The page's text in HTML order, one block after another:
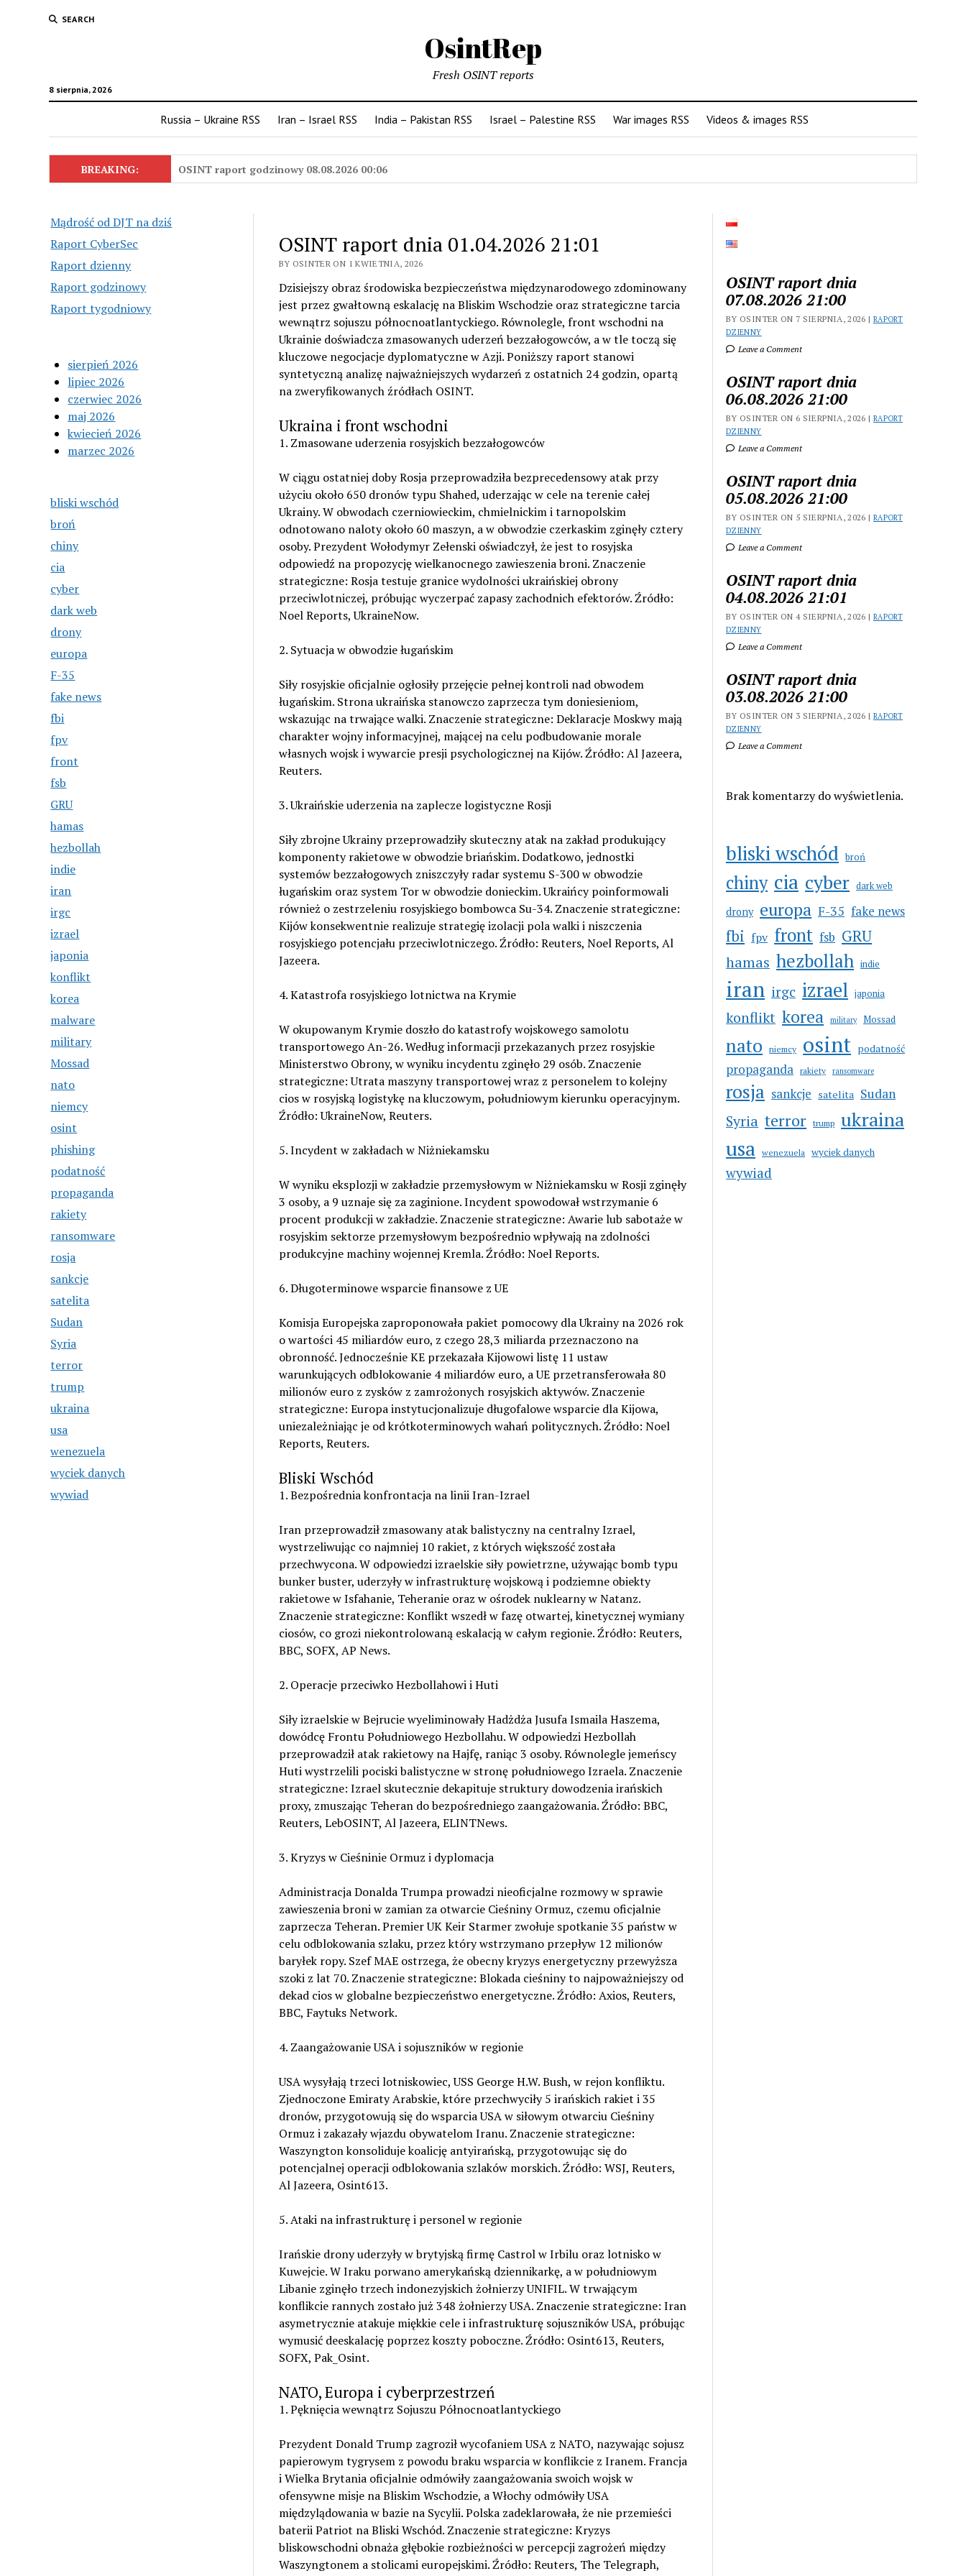
SEARCH
OsintRep
8 sierpnia, 2026
Fresh OSINT reports
Russia – Ukraine RSS Iran – Israel RSS India – Pakistan RSS Israel – Palestine RSS War images RSS Videos & images RSS
BREAKING: OSINT raport godzinowy 08.08.2026 00:06
Mądrość od DJT na dziś
Raport CyberSec
Raport dzienny
Raport godzinowy
Raport tygodniowy
sierpień 2026
lipiec 2026
czerwiec 2026
maj 2026
kwiecień 2026
marzec 2026
bliski wschód
broń
chiny
cia
cyber
dark web
drony
europa
F-35
fake news
fbi
fpv
front
fsb
GRU
hamas
hezbollah
indie
iran
irgc
izrael
japonia
konflikt
korea
malware
military
Mossad
nato
niemcy
osint
phishing
podatność
propaganda
rakiety
ransomware
rosja
sankcje
satelita
Sudan
Syria
terror
trump
ukraina
usa
wenezuela
wyciek danych
wywiad
OSINT raport dnia 01.04.2026 21:01
BY OSINTER ON 1 KWIETNIA, 2026
Dzisiejszy obraz środowiska bezpieczeństwa międzynarodowego zdominowany
jest przez gwałtowną eskalację na Bliskim Wschodzie oraz strategiczne tarcia
wewnątrz sojuszu północnoatlantyckiego. Równolegle, front wschodni na
Ukrainie doświadcza zmasowanych uderzeń bezzałogowców, a w tle toczą się
kluczowe negocjacje dyplomatyczne w Azji. Poniższy raport stanowi
syntetyczną analizę najważniejszych wydarzeń z ostatnich 24 godzin, opartą
na zweryfikowanych źródłach OSINT.
Ukraina i front wschodni
1. Zmasowane uderzenia rosyjskich bezzałogowców
W ciągu ostatniej doby Rosja przeprowadziła bezprecedensowy atak przy
użyciu około 650 dronów typu Shahed, uderzając w cele na terenie całej
Ukrainy. W obwodach czerniowieckim, chmielnickim i tarnopolskim
odnotowano naloty około 60 maszyn, a w obwodzie czerkaskim zginęły cztery
osoby. Prezydent Wołodymyr Zełenski oświadczył, że jest to rosyjska
odpowiedź na propozycję wielkanocnego zawieszenia broni. Znaczenie
strategiczne: Rosja testuje granice wydolności ukraińskiej obrony
przeciwlotniczej, próbując wyczerpać zapasy zachodnich efektorów. Źródło:
Noel Reports, UkraineNow.
2. Sytuacja w obwodzie ługańskim
Siły rosyjskie oficjalnie ogłosiły przejęcie pełnej kontroli nad obwodem
ługańskim. Strona ukraińska stanowczo zaprzecza tym doniesieniom,
wskazując na trwające walki. Znaczenie strategiczne: Deklaracje Moskwy mają
charakter wojny informacyjnej, mającej na celu podbudowanie morale
własnych wojsk i wywarcie presji psychologicznej na Kijów. Źródło: Al Jazeera,
Reuters.
3. Ukraińskie uderzenia na zaplecze logistyczne Rosji
Siły zbrojne Ukrainy przeprowadziły skuteczny atak na zakład produkujący
komponenty rakietowe w obwodzie briańskim. Dodatkowo, jednostki
systemów bezzałogowych zniszczyły radar systemu S-300 w obwodzie
ługańskim oraz system Tor w obwodzie donieckim. Ukraińcy poinformowali
również o zestrzeleniu rosyjskiego bombowca Su-34. Znaczenie strategiczne:
Kijów konsekwentnie realizuje strategię izolacji pola walki i niszczenia
rosyjskiego potencjału przeciwlotniczego. Źródło: Reuters, Noel Reports, Al
Jazeera.
4. Katastrofa rosyjskiego lotnictwa na Krymie
W okupowanym Krymie doszło do katastrofy wojskowego samolotu
transportowego An-26. Według informacji przekazanych przez rosyjskie
Ministerstwo Obrony, w wyniku incydentu zginęło 29 osób. Znaczenie
strategiczne: Utrata maszyny transportowej wraz z personelem to kolejny
cios w rosyjską logistykę na kluczowym, południowym kierunku operacyjnym.
Źródło: UkraineNow, Reuters.
5. Incydent w zakładach w Niżniekamsku
W wyniku eksplozji w zakładzie przemysłowym w Niżniekamsku w Rosji zginęły
3 osoby, a 9 uznaje się za zaginione. Incydent spowodował wstrzymanie 6
procent produkcji w zakładzie. Znaczenie strategiczne: Awarie lub sabotaże w
rosyjskim sektorze przemysłowym bezpośrednio wpływają na zdolności
produkcyjne machiny wojennej Kremla. Źródło: Noel Reports.
6. Długoterminowe wsparcie finansowe z UE
Komisja Europejska zaproponowała pakiet pomocowy dla Ukrainy na 2026 rok
o wartości 45 miliardów euro, z czego 28,3 miliarda przeznaczono na
obronność. Jednocześnie KE przekazała Kijowowi listę 11 ustaw
warunkujących odblokowanie 4 miliardów euro, a UE przetransferowała 80
milionów euro z zysków z zamrożonych rosyjskich aktywów. Znaczenie
strategiczne: Europa instytucjonalizuje długofalowe wsparcie dla Kijowa,
uniezależniając je od krótkoterminowych wahań politycznych. Źródło: Noel
Reports, Reuters.
Bliski Wschód
1. Bezpośrednia konfrontacja na linii Iran-Izrael
Iran przeprowadził zmasowany atak balistyczny na centralny Izrael,
wystrzeliwując co najmniej 10 rakiet, z których większość została
przechwycona. W odpowiedzi izraelskie siły powietrzne, używając bomb typu
bunker buster, uderzyły w infrastrukturę wojskową i podziemne obiekty
rakietowe w Isfahanie, Teheranie oraz w ośrodek nuklearny w Natanz.
Znaczenie strategiczne: Konflikt wszedł w fazę otwartej, kinetycznej wymiany
ciosów, co grozi niekontrolowaną eskalacją w całym regionie. Źródło: Reuters,
BBC, SOFX, AP News.
2. Operacje przeciwko Hezbollahowi i Huti
Siły izraelskie w Bejrucie wyeliminowały Hadżdża Jusufa Ismaila Haszema,
dowódcę Frontu Południowego Hezbollahu. W odpowiedzi Hezbollah
przeprowadził atak rakietowy na Hajfę, raniąc 3 osoby. Równolegle jemeńscy
Huti wystrzelili pociski balistyczne w stronę południowego Izraela. Znaczenie
strategiczne: Izrael skutecznie dekapituje struktury dowodzenia irańskich
proxy, zmuszając Teheran do bezpośredniego zaangażowania. Źródło: BBC,
Reuters, LebOSINT, Al Jazeera, ELINTNews.
3. Kryzys w Cieśninie Ormuz i dyplomacja
Administracja Donalda Trumpa prowadzi nieoficjalne rozmowy w sprawie
zawieszenia broni w zamian za otwarcie Cieśniny Ormuz, czemu oficjalnie
zaprzecza Teheran. Premier UK Keir Starmer zwołuje spotkanie 35 państw w
celu odblokowania szlaku, przez który wstrzymano przepływ 12 milionów
baryłek ropy. Szef MAE ostrzega, że obecny kryzys energetyczny przewyższa
szoki z lat 70. Znaczenie strategiczne: Blokada cieśniny to najpoważniejszy od
dekad cios w globalne bezpieczeństwo energetyczne. Źródło: Axios, Reuters,
BBC, Faytuks Network.
4. Zaangażowanie USA i sojuszników w regionie
USA wysyłają trzeci lotniskowiec, USS George H.W. Bush, w rejon konfliktu.
Zjednoczone Emiraty Arabskie, które przechwyciły 5 irańskich rakiet i 35
dronów, przygotowują się do wsparcia USA w siłowym otwarciu Cieśniny
Ormuz i zakazały wjazdu obywatelom Iranu. Znaczenie strategiczne:
Waszyngton konsoliduje koalicję antyirańską, przygotowując się do
potencjalnej operacji odblokowania szlaków morskich. Źródło: WSJ, Reuters,
Al Jazeera, Osint613.
5. Ataki na infrastrukturę i personel w regionie
Irańskie drony uderzyły w brytyjską firmę Castrol w Irbilu oraz lotnisko w
Kuwejcie. W Iraku porwano amerykańską dziennikarkę, a w południowym
Libanie zginęło trzech indonezyjskich żołnierzy UNIFIL. W trwającym
konflikcie rannych zostało już 348 żołnierzy USA. Znaczenie strategiczne: Iran
asymetrycznie atakuje miękkie cele i infrastrukturę sojuszników USA, próbując
wymusić deeskalację poprzez koszty poboczne. Źródło: Osint613, Reuters,
SOFX, Pak_Osint.
NATO, Europa i cyberprzestrzeń
1. Pęknięcia wewnątrz Sojuszu Północnoatlantyckiego
Prezydent Donald Trump zagroził wycofaniem USA z NATO, nazywając sojusz
papierowym tygrysem z powodu braku wsparcia w konflikcie z Iranem. Francja
i Wielka Brytania oficjalnie odmówiły zaangażowania swoich wojsk w
ofensywne misje na Bliskim Wschodzie, a Włochy odmówiły USA
międzylądowania w bazie na Sycylii. Polska zadeklarowała, że nie przemieści
baterii Patriot na Bliski Wschód. Znaczenie strategiczne: Kryzys
bliskowschodni obnaża głębokie rozbieżności w percepcji zagrożeń między
Waszyngtonem a stolicami europejskimi. Źródło: Reuters, The Telegraph,
OSINT raport dnia
07.08.2026 21:00
BY OSINTER ON 7 SIERPNIA, 2026 | RAPORT
DZIENNY
Leave a Comment
OSINT raport dnia
06.08.2026 21:00
BY OSINTER ON 6 SIERPNIA, 2026 | RAPORT
DZIENNY
Leave a Comment
OSINT raport dnia
05.08.2026 21:00
BY OSINTER ON 5 SIERPNIA, 2026 | RAPORT
DZIENNY
Leave a Comment
OSINT raport dnia
04.08.2026 21:01
BY OSINTER ON 4 SIERPNIA, 2026 | RAPORT
DZIENNY
Leave a Comment
OSINT raport dnia
03.08.2026 21:00
BY OSINTER ON 3 SIERPNIA, 2026 | RAPORT
DZIENNY
Leave a Comment
Brak komentarzy do wyświetlenia.
bliski wschód broń
chiny cia cyber dark web
drony europa F-35 fake news
fbi fpv front fsb GRU
hamas hezbollah indie
iran irgc izrael japonia
konflikt korea military Mossad
nato niemcy osint podatność
propaganda rakiety ransomware
rosja sankcje satelita Sudan
Syria terror trump ukraina
usa wenezuela wyciek danych
wywiad